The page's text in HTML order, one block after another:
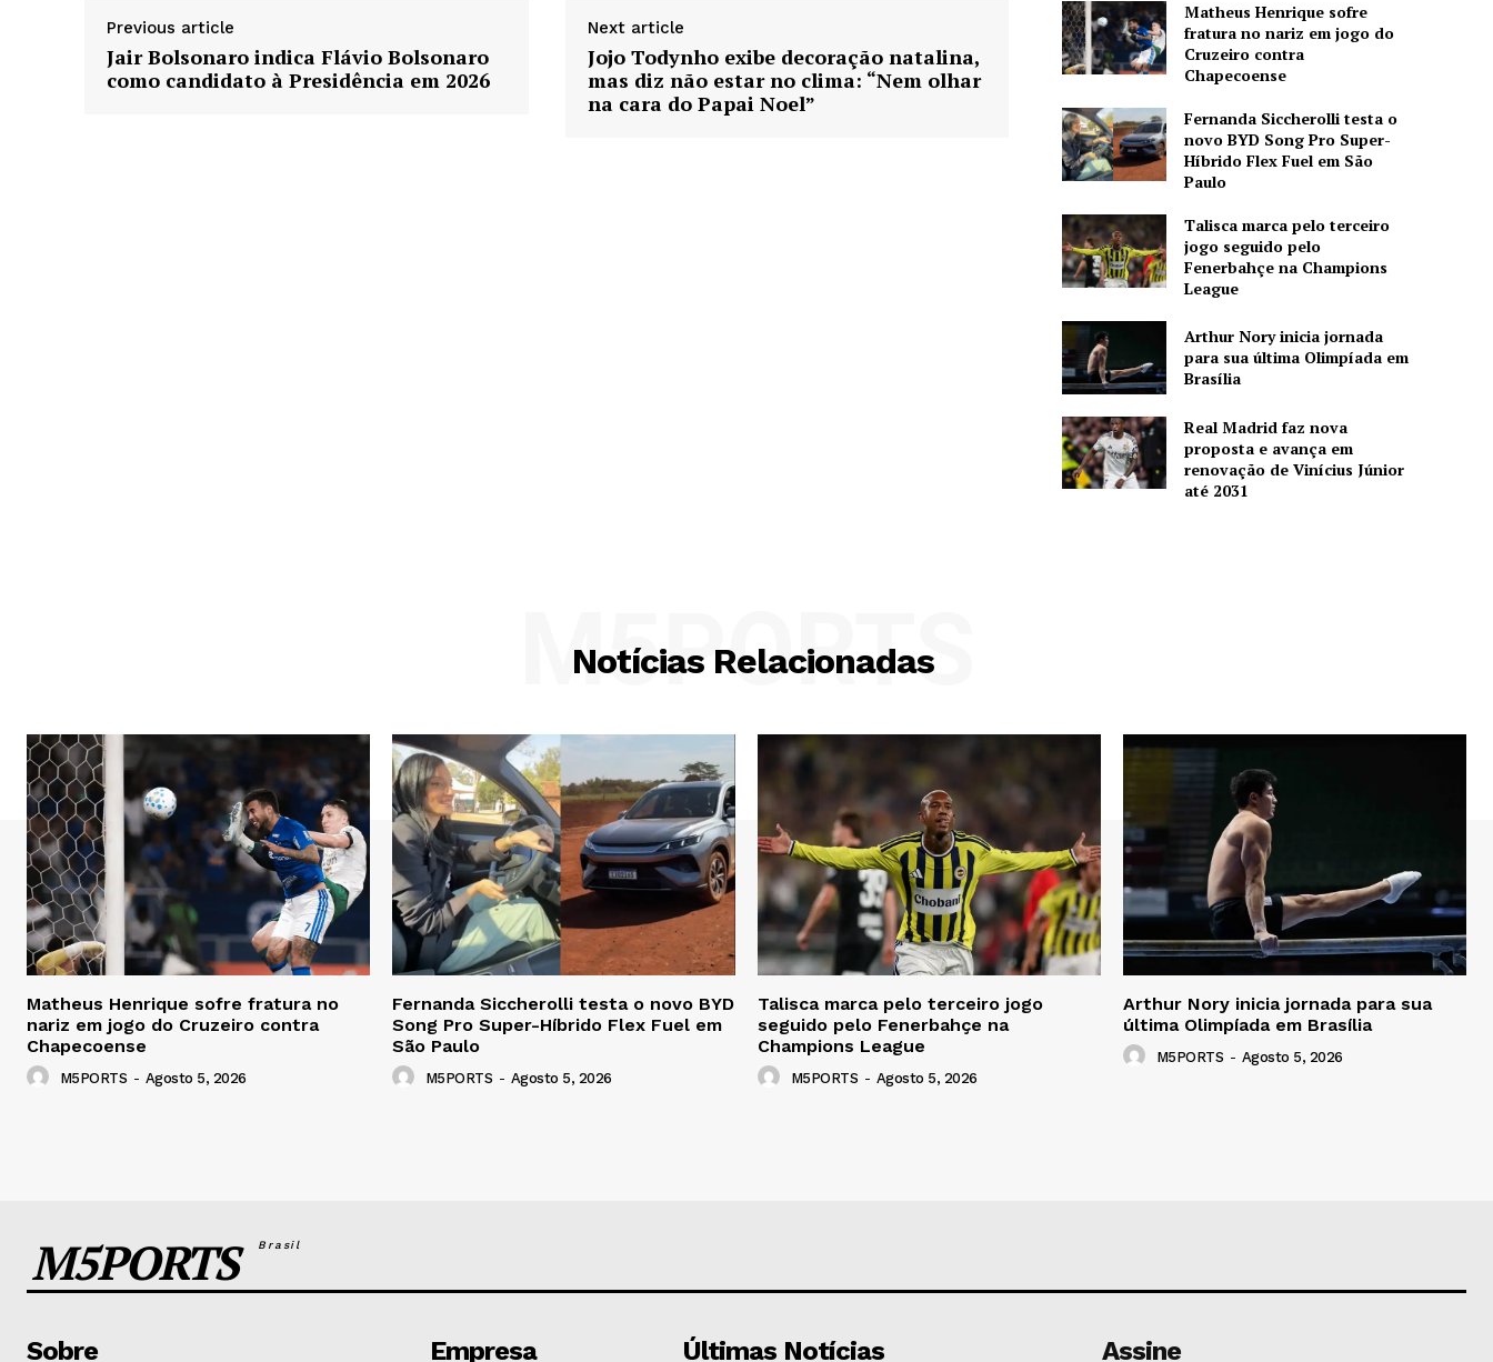
Previous article
Jair Bolsonaro indica Flávio Bolsonaro
como candidato à Presidência em 2026
Next article
Jojo Todynho exibe decoração natalina,
mas diz não estar no clima: “Nem olhar
na cara do Papai Noel”
Matheus Henrique sofre
fratura no nariz em jogo do
Cruzeiro contra
Chapecoense
Fernanda Siccherolli testa o
novo BYD Song Pro Super-
Híbrido Flex Fuel em São
Paulo
Talisca marca pelo terceiro
jogo seguido pelo
Fenerbahçe na Champions
League
Arthur Nory inicia jornada
para sua última Olimpíada em
Brasília
Real Madrid faz nova
proposta e avança em
renovação de Vinícius Júnior
até 2031
Notícias Relacionadas
M5PORTS
Matheus Henrique sofre fratura no
nariz em jogo do Cruzeiro contra
Chapecoense
M5PORTS - Agosto 5, 2026
Fernanda Siccherolli testa o novo BYD
Song Pro Super-Híbrido Flex Fuel em
São Paulo
M5PORTS - Agosto 5, 2026
Talisca marca pelo terceiro jogo
seguido pelo Fenerbahçe na
Champions League
M5PORTS - Agosto 5, 2026
Arthur Nory inicia jornada para sua
última Olimpíada em Brasília
M5PORTS - Agosto 5, 2026
M5PORTSBrasil
Sobre Empresa Últimas Notícias Assine